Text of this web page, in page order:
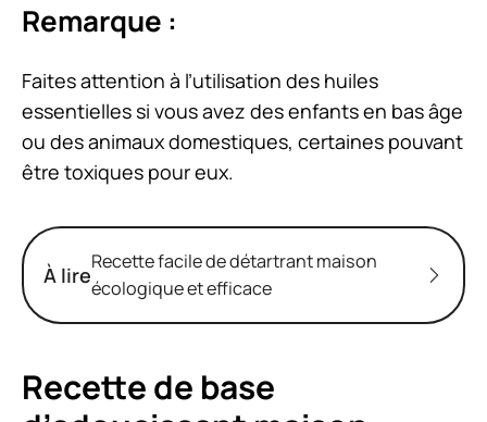
Remarque :
Faites attention à l’utilisation des huiles
essentielles si vous avez des enfants en bas âge
ou des animaux domestiques, certaines pouvant
être toxiques pour eux.
À lire
Recette facile de détartrant maison
écologique et efficace
Recette de base